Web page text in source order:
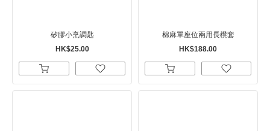
矽膠小烹調匙
HK$25.00
棉麻單座位兩用長櫈套
HK$188.00